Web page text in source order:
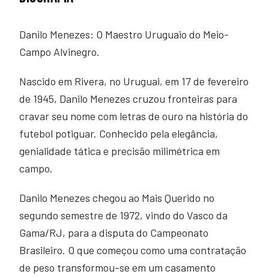
Danilo Menezes: O Maestro Uruguaio do Meio-
Campo Alvinegro.
Nascido em Rivera, no Uruguai, em 17 de fevereiro
de 1945, Danilo Menezes cruzou fronteiras para
cravar seu nome com letras de ouro na história do
futebol potiguar. Conhecido pela elegância,
genialidade tática e precisão milimétrica em
campo.
Danilo Menezes chegou ao Mais Querido no
segundo semestre de 1972, vindo do Vasco da
Gama/RJ, para a disputa do Campeonato
Brasileiro. O que começou como uma contratação
de peso transformou-se em um casamento